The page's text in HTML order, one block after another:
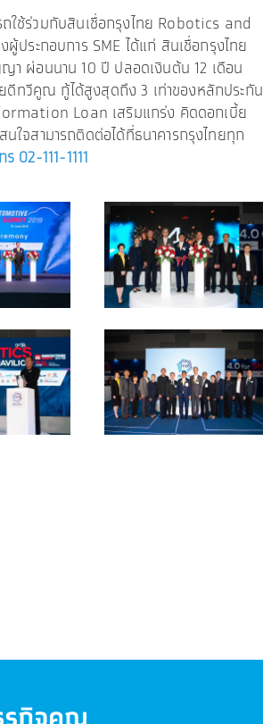
ช้ร่วมกับสินเชื่อกรุงไทย Robotics and
ระกอบการ SME ได้แก่ สินเชื่อกรุงไทย
ผ่อนนาน 10 ปี ปลอดเงินต้น 12 เดือน
ดีทวีคูณ กู้ได้สูงสุดถึง 3 เท่าของหลักประกัน
Loan เสริมแกร่ง คิดดอกเบี้ย
จสามารถติดต่อได้ที่ธนาคารกรุงไทยทุก
02-111-1111